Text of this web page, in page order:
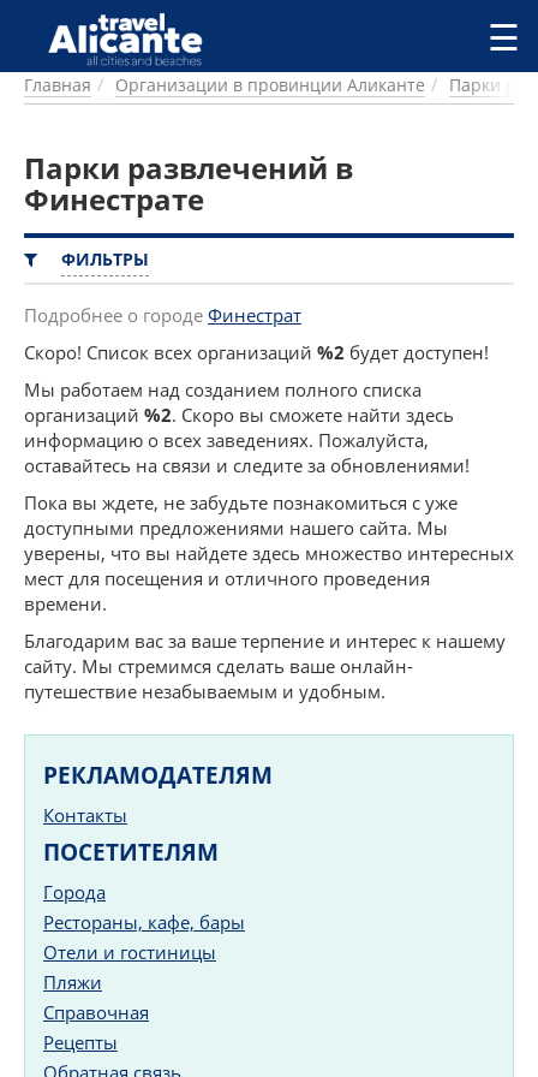
Перейти к основному содержанию
ГОРОДА
ПИТАНИЕ
ПРОЖИВАНИЕ
ДОСТОПРИМЕЧАТЕЛЬНОСТИ
КЕМПИНГ
КОМАРКИ (РАЙОНЫ)
РЕЦЕПТЫ
ПРЕДЛОЖЕНИЯ
СТАТЬИ
УСЛУГИ
☰
Главная Организации в провинции Аликанте Парки
Парки развлечений в
Финестрате
ФИЛЬТРЫ
Подробнее о городе Финестрат
Скоро! Список всех организаций %2 будет доступен!
Мы работаем над созданием полного списка
организаций %2. Скоро вы сможете найти здесь
информацию о всех заведениях. Пожалуйста,
оставайтесь на связи и следите за обновлениями!
Пока вы ждете, не забудьте познакомиться с уже
доступными предложениями нашего сайта. Мы
уверены, что вы найдете здесь множество интересных
мест для посещения и отличного проведения
времени.
Благодарим вас за ваше терпение и интерес к нашему
сайту. Мы стремимся сделать ваше онлайн-
путешествие незабываемым и удобным.
РЕКЛАМОДАТЕЛЯМ
Контакты
ПОСЕТИТЕЛЯМ
Города
Рестораны, кафе, бары
Отели и гостиницы
Пляжи
Справочная
Рецепты
Обратная связь